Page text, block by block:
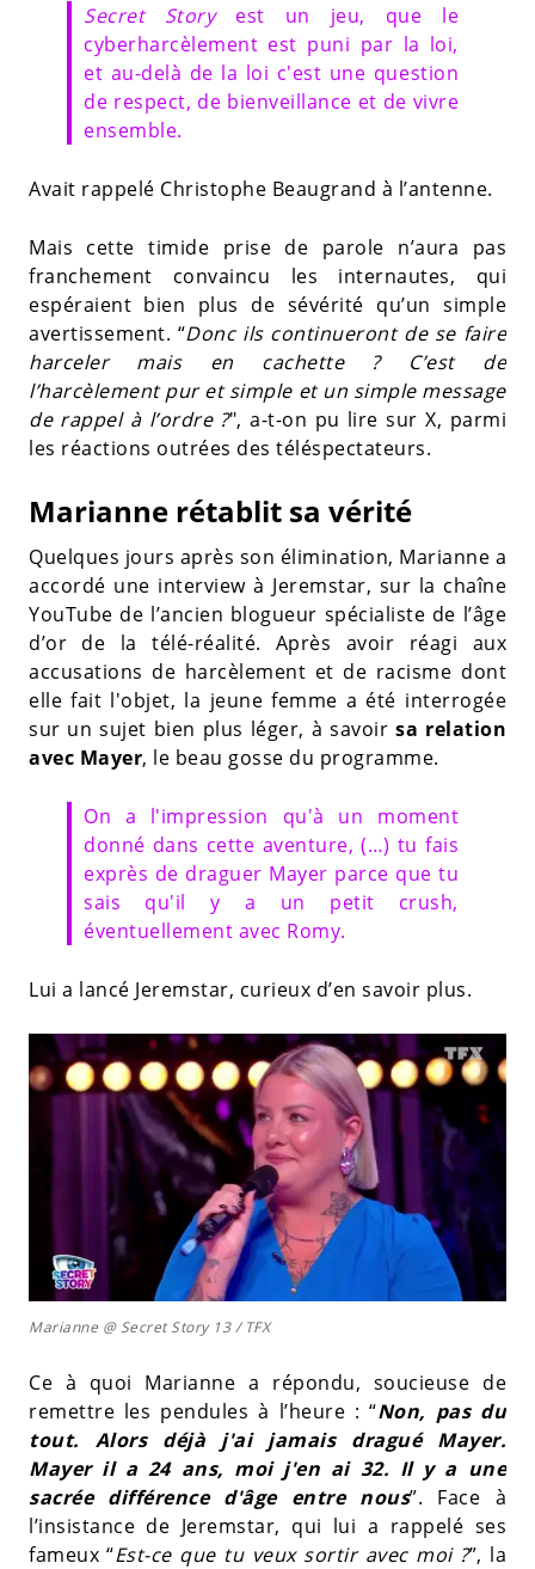
Secret Storyest un jeu, que le
cyberharcèlement est puni par la loi,
et au-delà de la loi c'est une question
de respect, de bienveillance et de vivre
ensemble.
Avait rappelé Christophe Beaugrand à l’antenne.
Mais cette timide prise de parole n’aura pas
franchement convaincu les internautes, qui
espéraient bien plus de sévérité qu’un simple
avertissement. “Donc ils continueront de se faire
harceler mais en cachette ? C’est de
l’harcèlement pur et simple et un simple message
de rappel à l’ordre ?", a-t-on pu lire sur X, parmi
les réactions outrées des téléspectateurs.
Marianne rétablit sa vérité
Quelques jours après son élimination, Marianne a
accordé une interview à Jeremstar, sur la chaîne
YouTube de l’ancien blogueur spécialiste de l’âge
d’or de la télé-réalité. Après avoir réagi aux
accusations de harcèlement et de racisme dont
elle fait l'objet, la jeune femme a été interrogée
sur un sujet bien plus léger, à savoirsa relation
avec Mayer, le beau gosse du programme.
On a l'impression qu'à un moment
donné dans cette aventure, (…) tu fais
exprès de draguer Mayer parce que tu
sais qu'il y a un petit crush,
éventuellement avec Romy.
Lui a lancé Jeremstar, curieux d’en savoir plus.
Marianne @ Secret Story 13 / TFX
Ce à quoi Marianne a répondu, soucieuse de
remettre les pendules à l’heure : “Non, pas du
tout. Alors déjà j'ai jamais dragué Mayer.
Mayer il a 24 ans, moi j'en ai 32. Il y a une
sacrée différence d'âge entre nous”. Face à
l’insistance de Jeremstar, qui lui a rappelé ses
fameux “Est-ce que tu veux sortir avec moi ?”, la